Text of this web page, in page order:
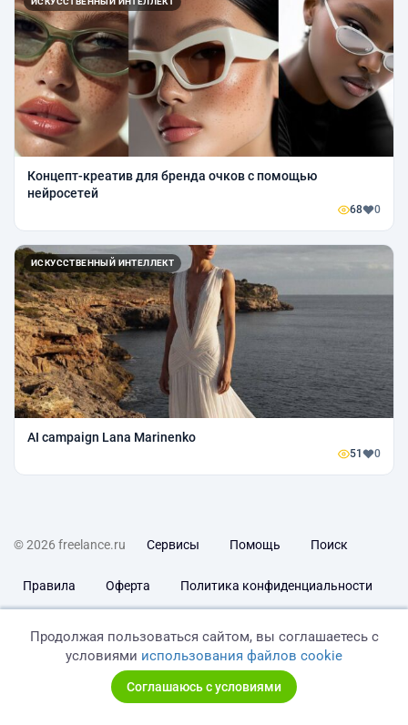
Концепт-креатив для бренда очков с помощью
нейросетей
68 0
ИСКУССТВЕННЫЙ ИНТЕЛЛЕКТ
AI campaign Lana Marinenko
51 0
© 2026 freelance.ru Сервисы Помощь Поиск
Правила Оферта Политика конфиденциальности
Продолжая пользоваться сайтом, вы соглашаетесь с
условиями использования файлов cookie
Соглашаюсь с условиями